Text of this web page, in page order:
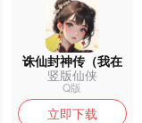
诛仙封神传（我在
仙界）
竖版仙侠
Q版
立即下载